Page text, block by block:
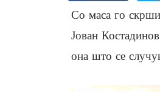
Со маса го
Јован
она што се